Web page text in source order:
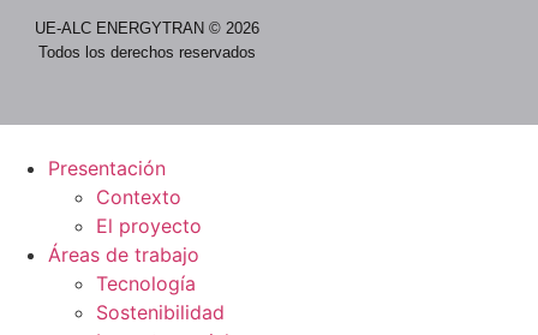
UE-ALC ENERGYTRAN © 2026
Todos los derechos reservados
Presentación
Contexto
El proyecto
Áreas de trabajo
Tecnología
Sostenibilidad